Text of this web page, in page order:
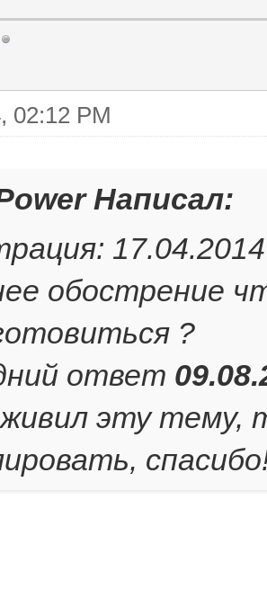
02:12 PM
Написал:
17.04.2014
обострение
?
ответ
эту тему,